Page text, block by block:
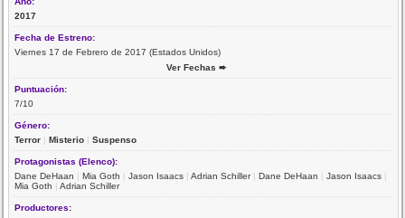
2017
Fecha de Estreno:
Viernes 17 de Febrero de 2017 (Estados Unidos)
Ver Fechas ➨
Puntuación:
7/10
Género:
Terror |Misterio |Suspenso
Protagonistas (Elenco):
Dane DeHaan |Mia Goth |Jason Isaacs |Adrian Schiller|Dane DeHaan |Jason Isaacs |
Mia Goth |Adrian Schiller
Productores: